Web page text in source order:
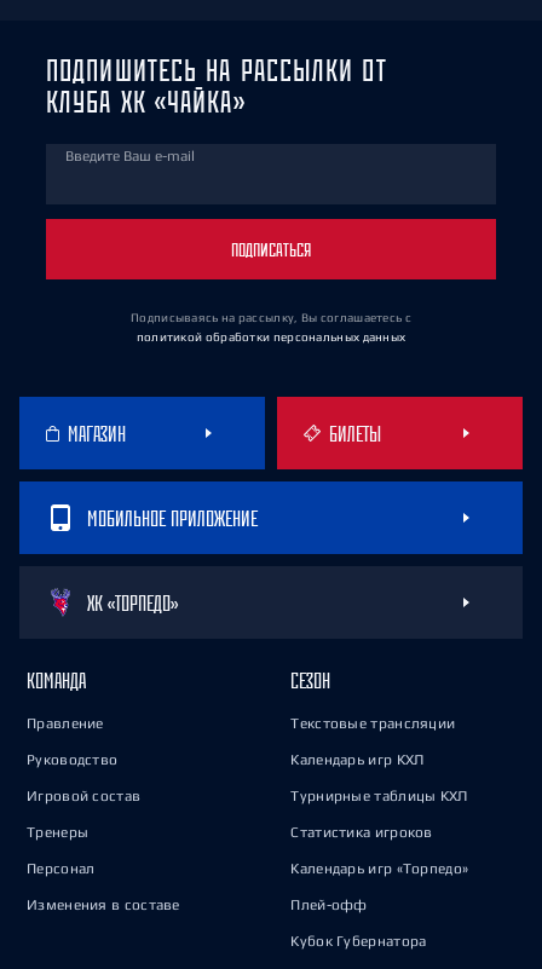
ПОДПИШИТЕСЬ НА РАССЫЛКИ ОТ
КЛУБА ХК «ЧАЙКА»
Введите Ваш e-mail
ПОДПИСАТЬСЯ
Подписываясь на рассылку, Вы соглашаетесь с
политикой обработки персональных данных
МАГАЗИН БИЛЕТЫ
МОБИЛЬНОЕ ПРИЛОЖЕНИЕ
ХК «ТОРПЕДО»
КОМАНДА
Правление
Руководство
Игровой состав
Тренеры
Персонал
Изменения в составе
СЕЗОН
Текстовые трансляции
Календарь игр КХЛ
Турнирные таблицы КХЛ
Статистика игроков
Календарь игр «Торпедо»
Плей-офф
Кубок Губернатора